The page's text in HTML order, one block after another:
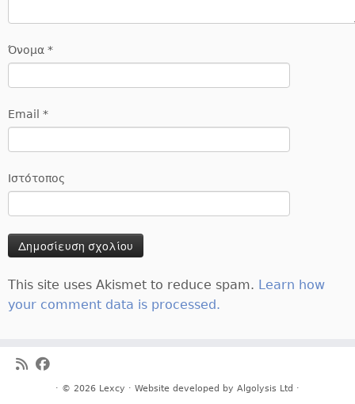
Όνομα *
Email *
Ιστότοπος
This site uses Akismet to reduce spam. Learn how
your comment data is processed.
· © 2026 Lexcy · Website developed by Algolysis Ltd ·